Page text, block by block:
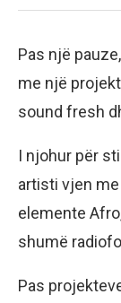
Pas një
me një
sound fresh
I njohur për
artisti vjen
elemente
shumë
Pas